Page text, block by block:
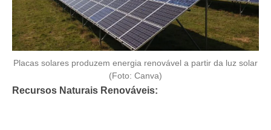
Placas solares produzem energia renovável a partir da luz solar
(Foto: Canva)
Recursos Naturais Renováveis: